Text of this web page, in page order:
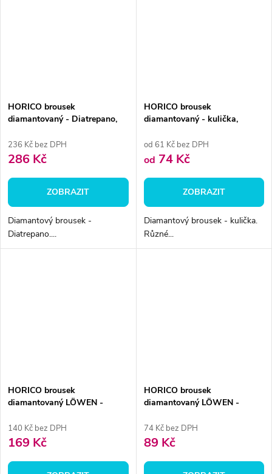
HORICO brousek
diamantovaný - Diatrepano,
236 Kč bez DPH
286 Kč
ZOBRAZIT
Diamantový brousek -
Diatrepano....
HORICO brousek
diamantovaný - kulička,
od 61 Kč bez DPH
od 74 Kč
ZOBRAZIT
Diamantový brousek - kulička.
Různé...
HORICO brousek
diamantovaný LÖWEN -
140 Kč bez DPH
169 Kč
HORICO brousek
diamantovaný LÖWEN -
74 Kč bez DPH
89 Kč